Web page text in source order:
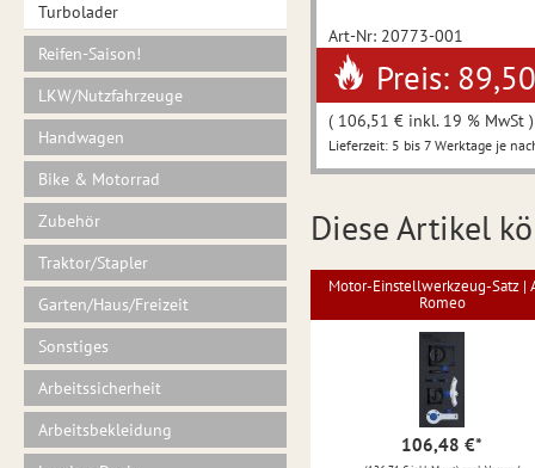
Turbolader
Reifen-Saison!
LKW/Nutzfahrzeuge
Handwagen
Bike & Motorrad
Zubehör
Traktor/Stapler
Garten/Haus/Freizeit
Sonstiges
Arbeitssicherheit
Arbeitsbekleidung
Art-Nr: 20773-001
Preis:
( 106,51 € inkl. 19 % MwSt
Lieferzeit: 5 bis 7 Werktage je
Diese Artikel
Motor-Einstellwerkzeug-Satz |
Romeo
106,48 €*